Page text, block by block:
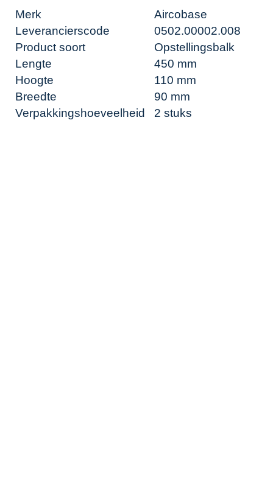
Merk
Aircobase
Leverancierscode
0502.00002.008
Product soort
Opstellingsbalk
Lengte
450 mm
Hoogte
110 mm
Breedte
90 mm
Verpakkingshoeveelheid
2 stuks